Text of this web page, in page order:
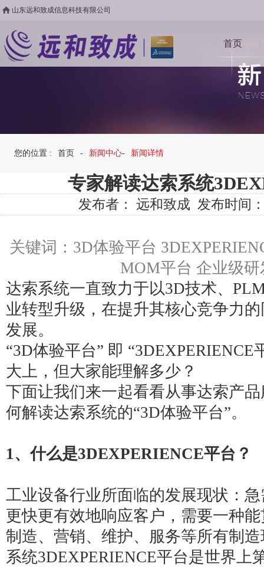
山东远和致成信息科技有限公司
首页
您的位置 : 首页 - 新闻中心- 新闻详情
专家解读达索系统
发布者： 远和致成 发布时间
关键词：3D体验平台
MOM平台 企业级
达索系统一直致力于以3D技术、
业转型升级，在提升其核心竞争力
发展。
“3D体验平台” 即 “3DEXPERIENCE
大上，但大家能理解多少？
下面让我们来一起看看从事达索产
何解读达索系统的“3D体验平台”。
1、什么是3DEXPERIENCE平台？
工业设备行业所面临的发展现状：
更快更有效地响应客户，需要一种
制造、营销、维护、服务等所有制
系统3DEXPERIENCE平台是世界上